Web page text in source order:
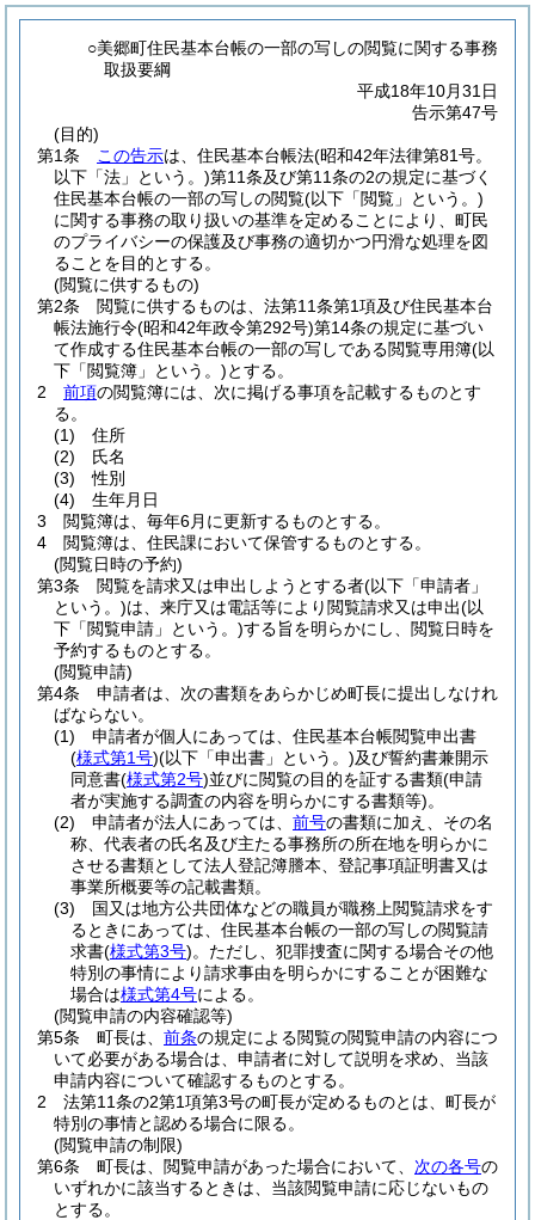
○美郷町住民基本台帳の一部の写しの閲覧に関する事務
取扱要綱
平成18年10月31日
告示第47号
(目的)
第1条
この告示は、住民基本台帳法(昭和42年法律第81号。
以下「法」という。)第11条及び第11条の2の規定に基づく
住民基本台帳の一部の写しの閲覧(以下「閲覧」という。)
に関する事務の取り扱いの基準を定めることにより、町民
のプライバシーの保護及び事務の適切かつ円滑な処理を図
ることを目的とする。
(閲覧に供するもの)
第2条
閲覧に供するものは、法第11条第1項及び住民基本台
帳法施行令(昭和42年政令第292号)第14条の規定に基づい
て作成する住民基本台帳の一部の写しである閲覧専用簿(以
下「閲覧簿」という。)とする。
2
前項の閲覧簿には、次に掲げる事項を記載するものとす
る。
(1)
住所
(2)
氏名
(3)
性別
(4)
生年月日
3
閲覧簿は、毎年6月に更新するものとする。
4
閲覧簿は、住民課において保管するものとする。
(閲覧日時の予約)
第3条
閲覧を請求又は申出しようとする者(以下「申請者」
という。)は、来庁又は電話等により閲覧請求又は申出(以
下「閲覧申請」という。)する旨を明らかにし、閲覧日時を
予約するものとする。
(閲覧申請)
第4条
申請者は、次の書類をあらかじめ町長に提出しなけれ
ばならない。
(1)
申請者が個人にあっては、住民基本台帳閲覧申出書
(様式第1号)(以下「申出書」という。)及び誓約書兼開示
同意書(様式第2号)並びに閲覧の目的を証する書類(申請
者が実施する調査の内容を明らかにする書類等)。
(2)
申請者が法人にあっては、 前号の書類に加え、その名
称、代表者の氏名及び主たる事務所の所在地を明らかに
させる書類として法人登記簿謄本、登記事項証明書又は
事業所概要等の記載書類。
(3)
国又は地方公共団体などの職員が職務上閲覧請求をす
るときにあっては、住民基本台帳の一部の写しの閲覧請
求書(様式第3号)。 ただし、犯罪捜査に関する場合その他
特別の事情により請求事由を明らかにすることが困難な
場合は様式第4号による。
(閲覧申請の内容確認等)
第5条
町長は、 前条の規定による閲覧の閲覧申請の内容につ
いて必要がある場合は、申請者に対して説明を求め、当該
申請内容について確認するものとする。
2
法第11条の2第1項第3号の町長が定めるものとは、町長が
特別の事情と認める場合に限る。
(閲覧申請の制限)
第6条
町長は、閲覧申請があった場合において、 次の各号の
いずれかに該当するときは、当該閲覧申請に応じないもの
とする。